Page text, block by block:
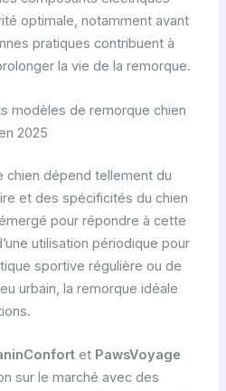
optimale, notamment avant
pratiques contribuent à
la vie de la remorque.
modèles de remorque chien
2025
chien dépend tellement du
et des spécificités du chien
pour répondre à cette
utilisation périodique pour
sportive régulière ou de
urbain, la remorque idéale
et PawsVoyage
sur le marché avec des